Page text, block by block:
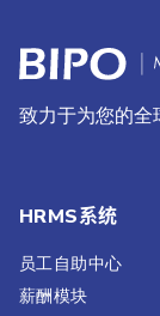
致力于为您的全
HRMS系统
员工自助中心
薪酬模块